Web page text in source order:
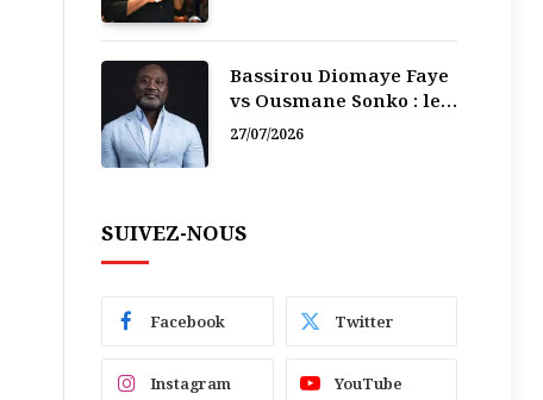
Bassirou Diomaye Faye
vs Ousmane Sonko : le
vacarme du pouvoir ne
27/07/2026
SUIVEZ-NOUS
Facebook Twitter
Instagram YouTube